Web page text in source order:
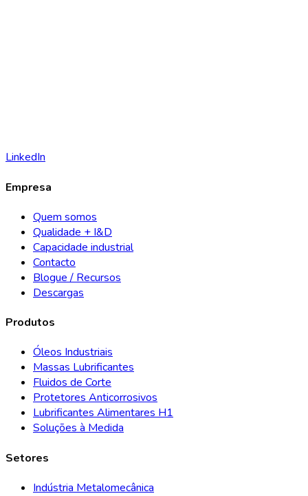
LinkedIn
Empresa
Quem somos
Qualidade + I&D
Capacidade industrial
Contacto
Blogue / Recursos
Descargas
Produtos
Óleos Industriais
Massas Lubrificantes
Fluidos de Corte
Protetores Anticorrosivos
Lubrificantes Alimentares H1
Soluções à Medida
Setores
Indústria Metalomecânica